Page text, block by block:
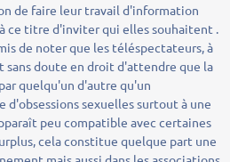
de faire leur travail d'information
ce titre d'inviter qui elles souhaitent .
de noter que les téléspectateurs, à
doute en droit d'attendre que la
quelqu'un d'autre qu'un
d'obsessions sexuelles surtout à une
peu compatible avec certaines
cela constitue quelque part une